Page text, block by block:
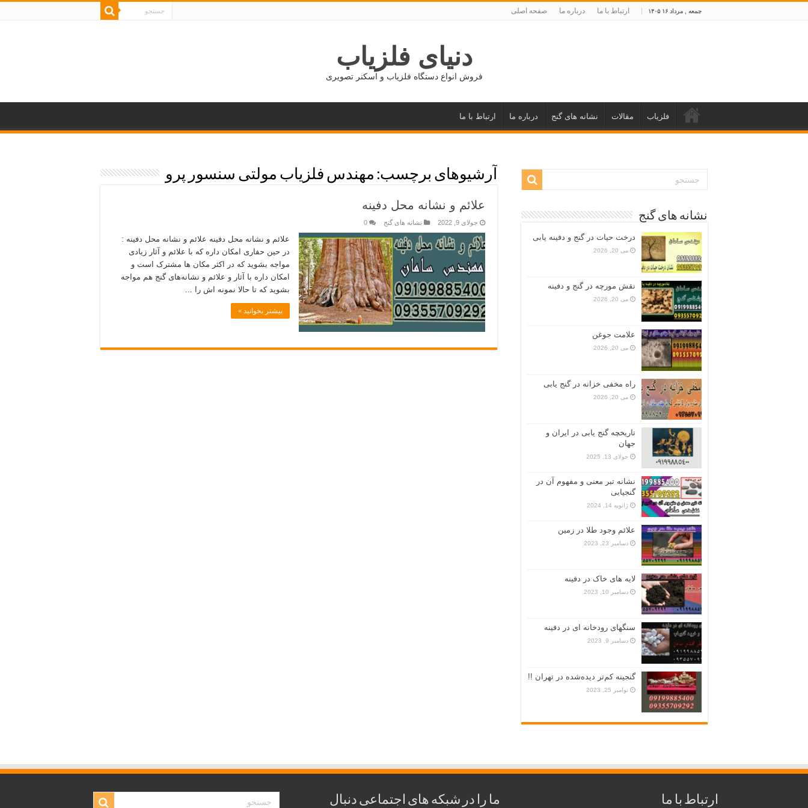
جمعه , مرداد ۱۶ ۱۴۰۵ ارتباط با ما درباره ما صفحه اصلی
دنیای فلزیاب
فروش انواع دستگاه فلزیاب و اسکنر تصویری
فلزیاب مقالات نشانه های گنج درباره ما ارتباط با ما
آرشیوهای برچسب: مهندس فلزیاب مولتی سنسور پرو
علائم و نشانه‌ محل دفینه
جولای 9, 2022 نشانه های گنج 0
علائم و نشانه‌ محل دفینه علائم و نشانه‌ محل دفینه :
در حین حفاری امکان داره که با علائم و آثار زیادی
مواجه بشوید که در اکثر مکان ها مشترک است و
امکان داره با آثار و علائم و نشانه‌های گنج هم مواجه
بشوید که تا حالا نمونه اش را …
بیشتر بخوانید »
نشانه های گنج
درخت حیات در گنج و دفینه یابی
می 20, 2026
نقش مورچه در گنج و دفینه
می 20, 2026
علامت جوغن
می 20, 2026
راه مخفی خزانه در گنج یابی
می 20, 2026
تاریخچه گنج‌ یابی در ایران و
جهان
جولای 13, 2025
نشانه تبر معنی و مفهوم آن در
گنجیابی
ژانویه 14, 2024
علائم وجود طلا در زمین
دسامبر 23, 2023
لایه های خاک در دفینه
دسامبر 10, 2023
سنگهای رودخانه ای در دفینه
دسامبر 9, 2023
گنجینه کم‌تر دیده‌شده در تهران !!
نوامبر 25, 2023
ارتباط با ما ما را در شبکه های اجتماعی دنبال